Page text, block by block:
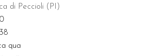
di Peccioli (PI)
qua